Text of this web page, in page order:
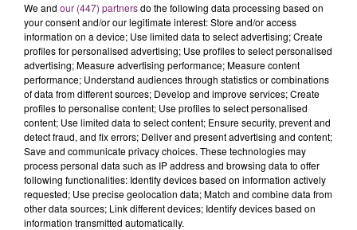
We and our (447) partnersdo the following data processing based on
your consent and/or our legitimate interest: Store and/or access
information on a device; Use limited data to select advertising; Create
profiles for personalised advertising; Use profiles to select personalised
advertising; Measure advertising performance; Measure content
performance; Understand audiences through statistics or combinations
of data from different sources; Develop and improve services; Create
profiles to personalise content; Use profiles to select personalised
content; Use limited data to select content; Ensure security, prevent and
detect fraud, and fix errors; Deliver and present advertising and content;
Save and communicate privacy choices. These technologies may
process personal data such as IP address and browsing data to offer
following functionalities: Identify devices based on information actively
requested; Use precise geolocation data; Match and combine data from
other data sources; Link different devices; Identify devices based on
information transmitted automatically.